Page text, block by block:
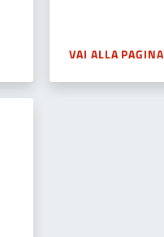
VAI ALLA PAGINA